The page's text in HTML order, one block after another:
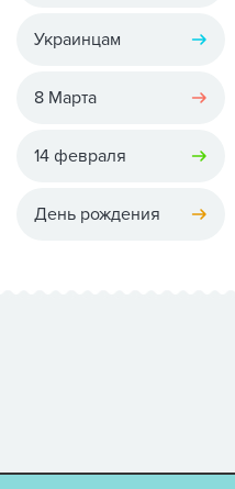
Украинцам
8 Марта
14 февраля
День рождения